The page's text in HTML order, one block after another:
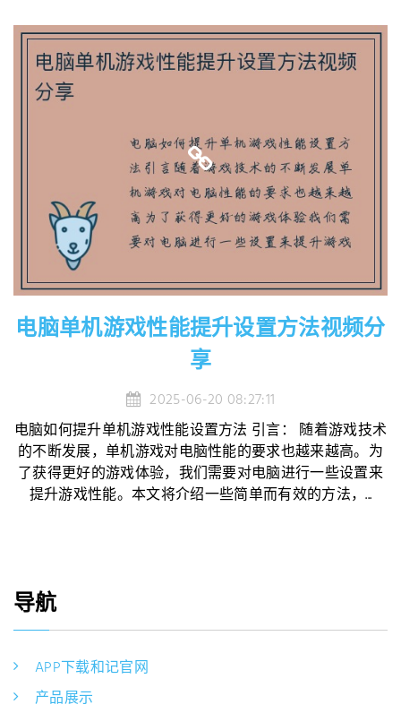
电脑单机游戏性能提升设置方法视频分
享
2025-06-20 08:27:11
电脑如何提升单机游戏性能设置方法 引言： 随着游戏技术
的不断发展，单机游戏对电脑性能的要求也越来越高。为
了获得更好的游戏体验，我们需要对电脑进行一些设置来
提升游戏性能。本文将介绍一些简单而有效的方法，...
导航
APP下载和记官网
产品展示